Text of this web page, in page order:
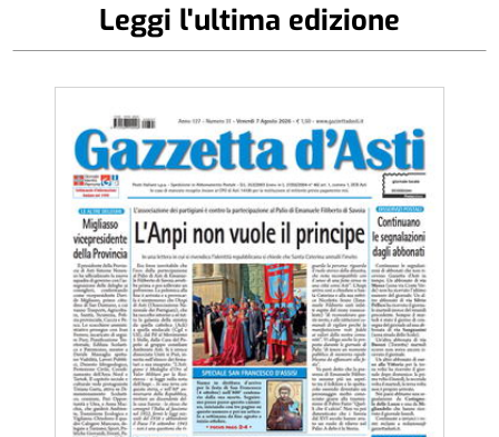
Leggi l'ultima edizione